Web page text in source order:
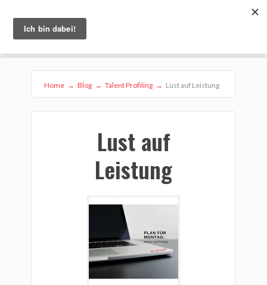
Home → Blog → Talent Profiling → Lust auf Leistung
Lust auf
Leistung